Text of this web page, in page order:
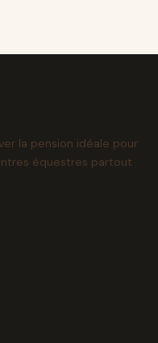
la pension idéale pour
équestres partout